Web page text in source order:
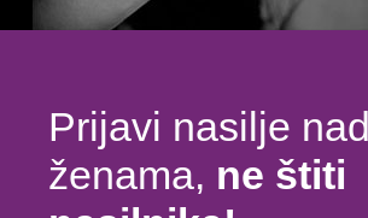
Prijavi nasilje nad
ženama, ne štiti